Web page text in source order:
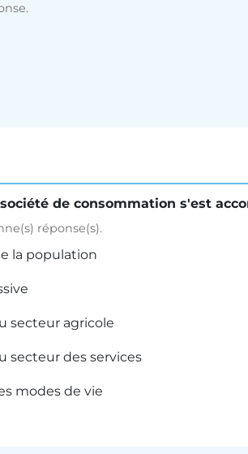
de consommation s'est
réponse(s).
la population
secteur agricole
secteur des services
modes de vie